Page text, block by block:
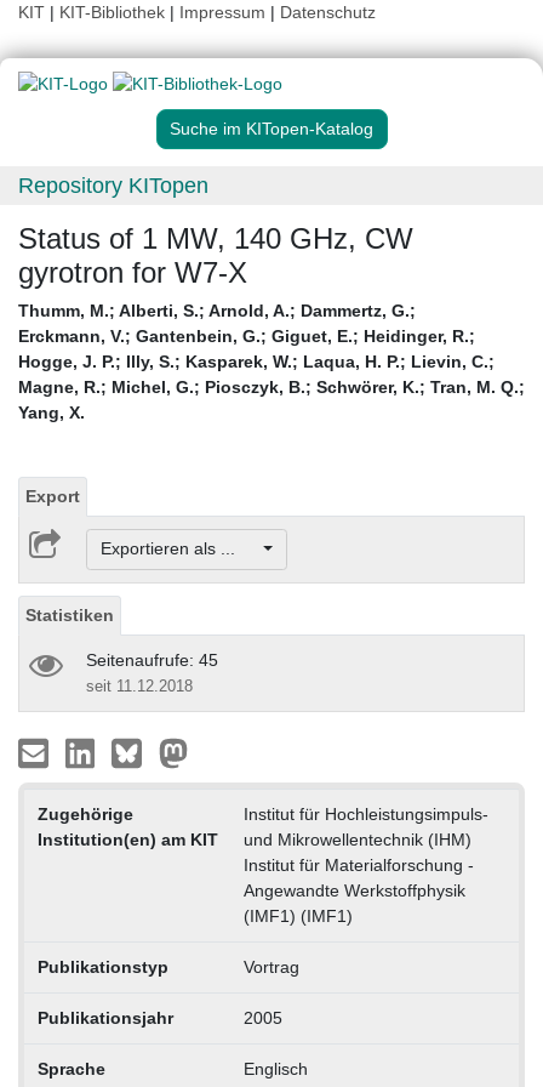
KIT | KIT-Bibliothek | Impressum | Datenschutz
Suche im KITopen-Katalog
Repository KITopen
Status of 1 MW, 140 GHz, CW
gyrotron for W7-X
Thumm, M.; Alberti, S.; Arnold, A.; Dammertz, G.;
Erckmann, V.; Gantenbein, G.; Giguet, E.; Heidinger, R.;
Hogge, J. P.; Illy, S.; Kasparek, W.; Laqua, H. P.; Lievin, C.;
Magne, R.; Michel, G.; Piosczyk, B.; Schwörer, K.; Tran, M. Q.;
Yang, X.
Export
Exportieren als ...
Statistiken
Seitenaufrufe: 45
seit 11.12.2018
Zugehörige
Institution(en) am KIT
Institut für Hochleistungsimpuls-
und Mikrowellentechnik (IHM)
Institut für Materialforschung -
Angewandte Werkstoffphysik
(IMF1) (IMF1)
Publikationstyp Vortrag
Publikationsjahr 2005
Sprache Englisch